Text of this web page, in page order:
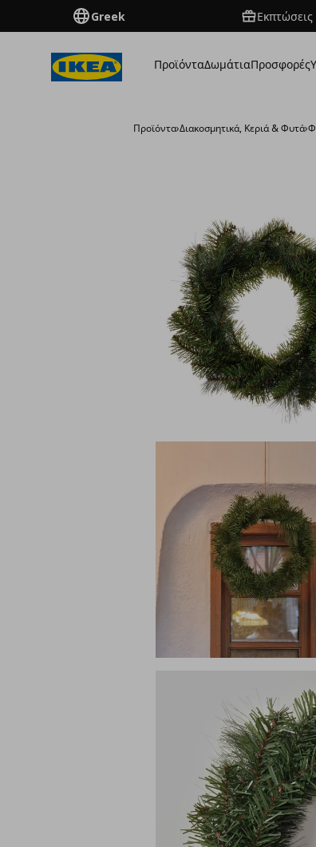
Greek
ΠροϊόνταΔωμάτιαΠροσφορές
Προϊόντα›Διακοσμητικά, Κεριά & Φυτά›